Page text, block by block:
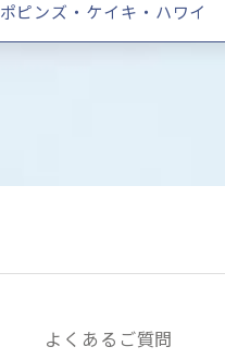
ポピンズ・ケイキ・ハワイ
よくあるご質問